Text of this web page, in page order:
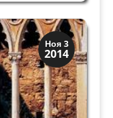
с историей
Верона стала
Ноя 3
2014